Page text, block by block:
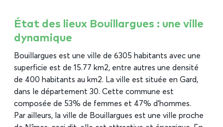
État des lieux Bouillargues : une ville
dynamique
Bouillargues est une ville de 6305 habitants avec une
superficie est de 15.77 km2, entre autres une densité
de 400 habitants au km2. La ville est située en Gard,
dans le département 30. Cette commune est
composée de 53% de femmes et 47% d’hommes.
Par ailleurs, la ville de Bouillargues est une ville proche